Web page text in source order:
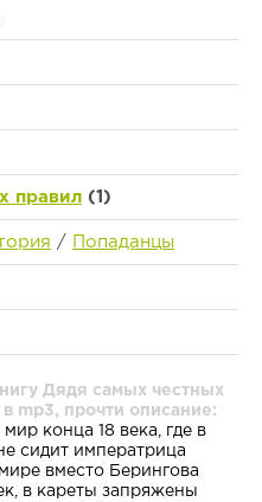
правил (1)
/ Попаданцы
Дядя самых честных
mp3, прочти описание:
конца 18 века, где в
сидит императрица
вместо Берингова
в кареты запряжены